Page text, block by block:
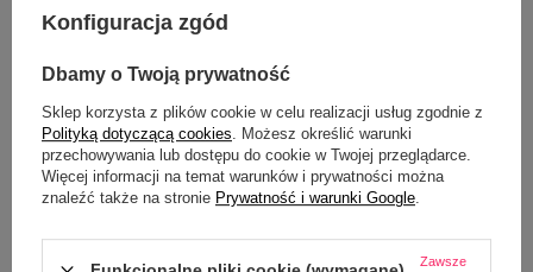
Kubek CLASSIC z granatowym
uszkiem i rantem z Twoim
nadrukiem
35,00 zł / szt.
Z NASZEGO BLOGA
Konfiguracja zgód
Dbamy o Twoją prywatność
Sklep korzysta z plików cookie w celu realizacji usług zgodnie z
Polityką dotyczącą cookies . Możesz określić warunki
przechowywania lub dostępu do cookie w Twojej przeglądarce.
Więcej informacji na temat warunków i prywatności można
znaleźć także na stronie Prywatność i warunki Google
Zawsze